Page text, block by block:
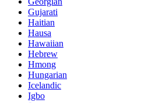
Gujarati
Haitian
Hausa
Hawaiian
Hebrew
Hmong
Hungarian
Icelandic
Igbo